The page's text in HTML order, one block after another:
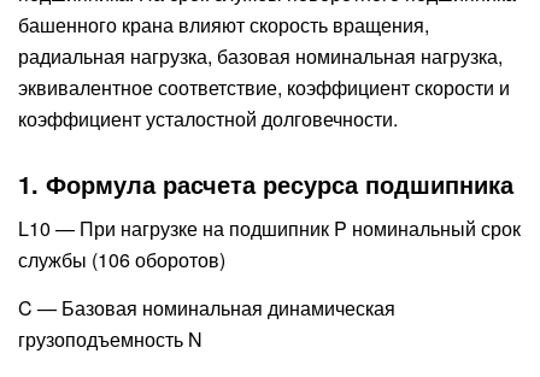
башенного крана влияют скорость вращения,
радиальная нагрузка, базовая номинальная нагрузка,
эквивалентное соответствие, коэффициент скорости и
коэффициент усталостной долговечности.
1. Формула расчета ресурса подшипника
L10 — При нагрузке на подшипник P номинальный срок
службы (106 оборотов)
C — Базовая номинальная динамическая
грузоподъемность N